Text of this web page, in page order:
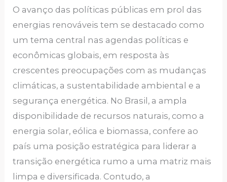
O avanço das políticas públicas em prol das
energias renováveis tem se destacado como
um tema central nas agendas políticas e
econômicas globais, em resposta às
crescentes preocupações com as mudanças
climáticas, a sustentabilidade ambiental e a
segurança energética. No Brasil, a ampla
disponibilidade de recursos naturais, como a
energia solar, eólica e biomassa, confere ao
país uma posição estratégica para liderar a
transição energética rumo a uma matriz mais
limpa e diversificada. Contudo, a